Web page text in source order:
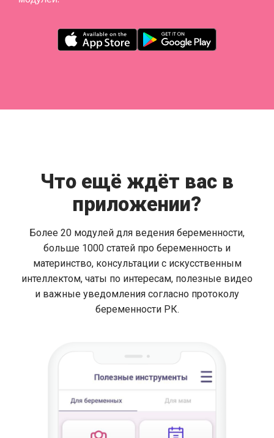
Что ещё ждёт вас в
приложении?
Более 20 модулей для ведения беременности,
больше 1000 статей про беременность и
материнство, консультации с искусственным
интеллектом, чаты по интересам, полезные видео
и важные уведомления согласно протоколу
беременности РК.